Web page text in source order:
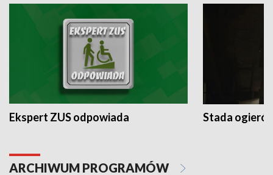
Ekspert ZUS odpowiada Stada
ARCHIWUM PROGRAMÓW